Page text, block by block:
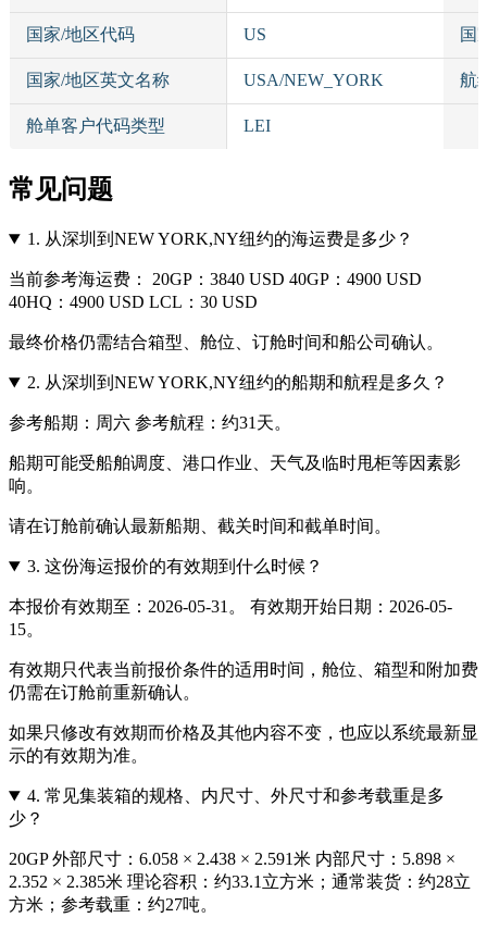
国家/地区代码 US 国
国家/地区英文名称 USA/NEW_YORK 航
舱单客户代码类型 LEI
常见问题
1. 从深圳到NEW YORK,NY纽约的海运费是多少？
当前参考海运费： 20GP：3840 USD 40GP：4900 USD
40HQ：4900 USD LCL：30 USD
最终价格仍需结合箱型、舱位、订舱时间和船公司确认。
2. 从深圳到NEW YORK,NY纽约的船期和航程是多久？
参考船期：周六 参考航程：约31天。
船期可能受船舶调度、港口作业、天气及临时甩柜等因素影
响。
请在订舱前确认最新船期、截关时间和截单时间。
3. 这份海运报价的有效期到什么时候？
本报价有效期至：2026-05-31。 有效期开始日期：2026-05-
15。
有效期只代表当前报价条件的适用时间，舱位、箱型和附加费
仍需在订舱前重新确认。
如果只修改有效期而价格及其他内容不变，也应以系统最新显
示的有效期为准。
4. 常见集装箱的规格、内尺寸、外尺寸和参考载重是多
少？
20GP 外部尺寸：6.058 × 2.438 × 2.591米 内部尺寸：5.898 ×
2.352 × 2.385米 理论容积：约33.1立方米；通常装货：约28立
方米；参考载重：约27吨。